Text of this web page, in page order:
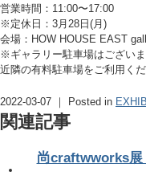
営業時間：11:00〜17:00
※定休日：3月28日(月)
会場：HOW HOUSE EAST
※ギャラリー駐車場はござい
近隣の有料駐車場をご利用くだ
2022-03-07 ｜ Posted in
関連記事
尚craftwworks展